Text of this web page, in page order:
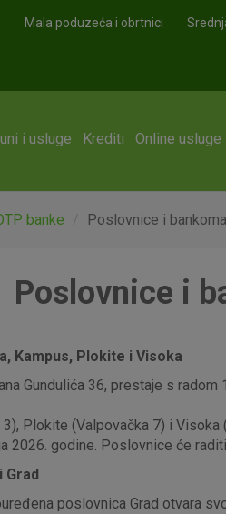
Mala poduzeća i obrtnici
i usluge Krediti Online usluge
banke Poslovnice i
Poslovnice i
Kampus, Plokite i Visoka
Gundulića 36, prestaje s
Plokite (Valpovačka 7) i
2026. godine. Poslovnice će
Grad
poslovnica Grad otvara